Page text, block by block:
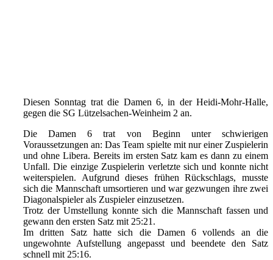
Diesen Sonntag trat die Damen 6, in der Heidi-Mohr-Halle,
gegen die SG Lützelsachen-Weinheim 2 an.
Die Damen 6 trat von Beginn unter schwierigen
Voraussetzungen an: Das Team spielte mit nur einer Zuspielerin
und ohne Libera. Bereits im ersten Satz kam es dann zu einem
Unfall. Die einzige Zuspielerin verletzte sich und konnte nicht
weiterspielen. Aufgrund dieses frühen Rückschlags, musste
sich die Mannschaft umsortieren und war gezwungen ihre zwei
Diagonalspieler als Zuspieler einzusetzen.
Trotz der Umstellung konnte sich die Mannschaft fassen und
gewann den ersten Satz mit 25:21.
Im dritten Satz hatte sich die Damen 6 vollends an die
ungewohnte Aufstellung angepasst und beendete den Satz
schnell mit 25:16.